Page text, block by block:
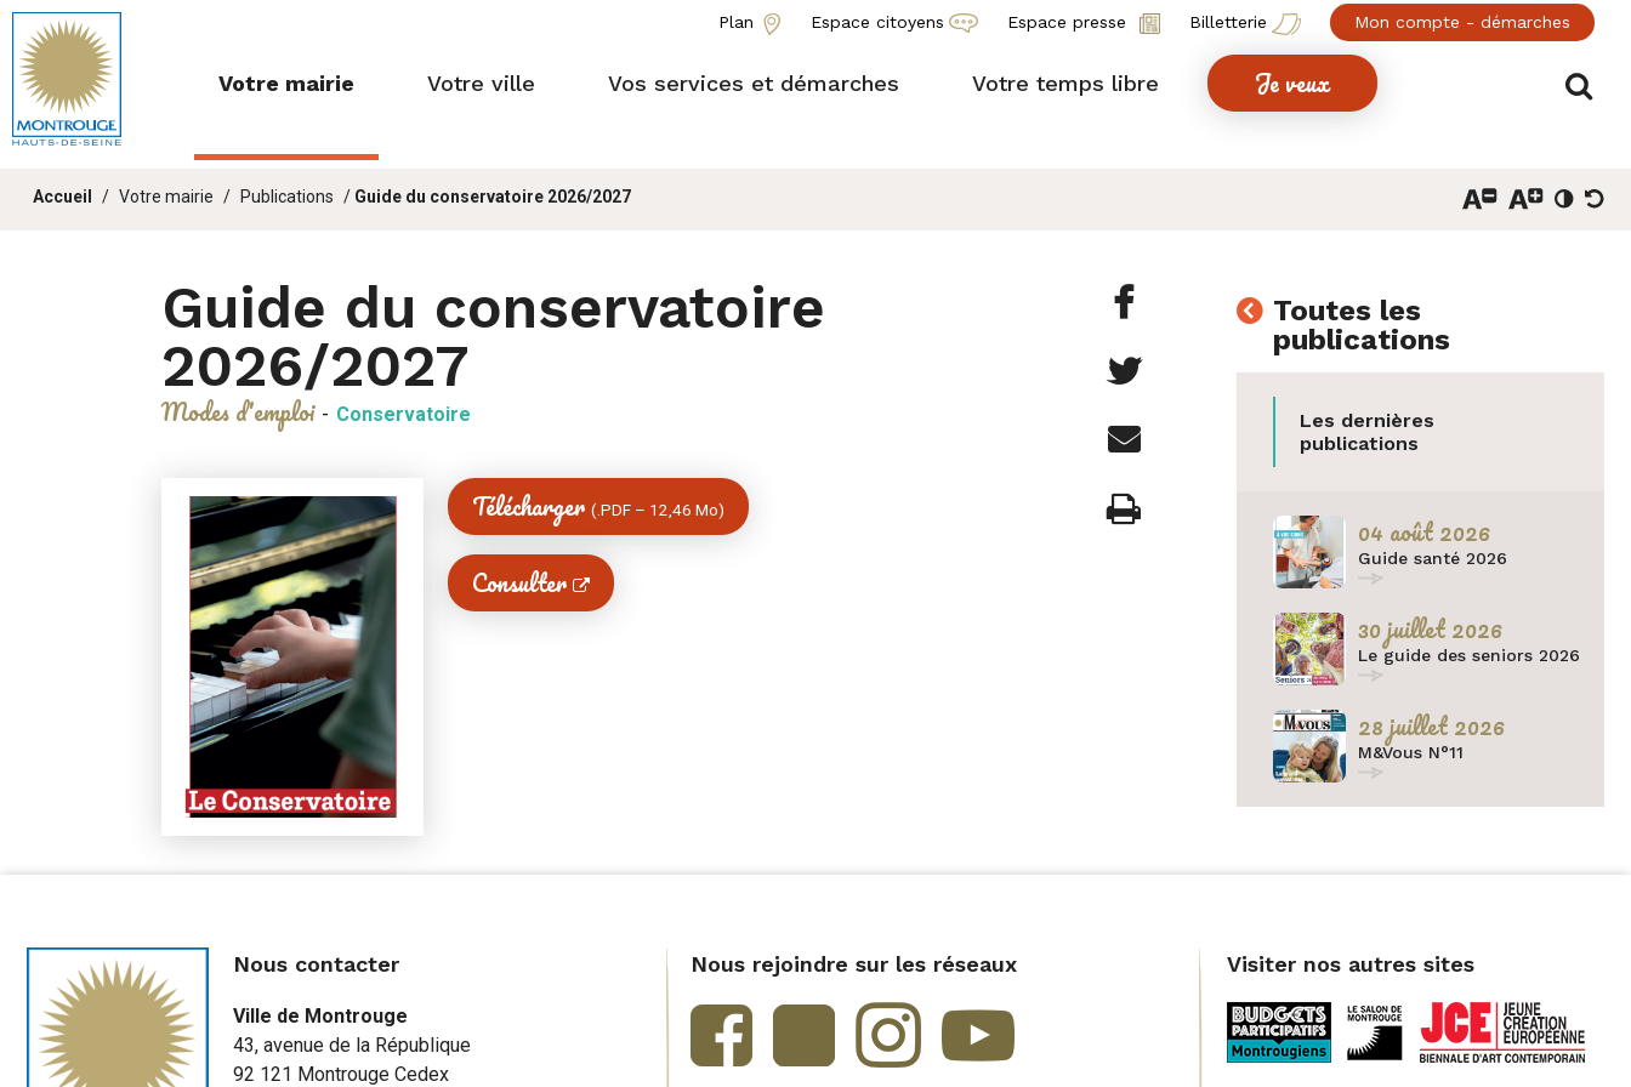
Fenêtre
de
chat
Plan Espace citoyens Espace presse Billetterie Mon compte - démarches
Votre mairie Votre ville Vos services et démarches Votre temps libre Je veux
Vous
Accueil Votre mairie Publications Guide du conservatoire 2026/2027
Guide du conservatoire
2026/2027
Modes d'emploi - Conservatoire
Partager
cette
sur
Facebook
Partager
cette
page
sur
Partager
Imprimer
Télécharger( PDF – 12,46 Mo)
Consulter
Toutes les
publications
Les dernières
publications
Guide santé 2026
04 août 2026
Le guide des seniors 2026
30 juillet 2026
M&Vous N°11
28 juillet 2026
Nous contacter
Ville de Montrouge
43, avenue de la République
92 121 Montrouge Cedex
Nous rejoindre sur les réseaux Visiter nos autres sites